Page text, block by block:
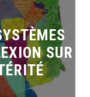
SUR